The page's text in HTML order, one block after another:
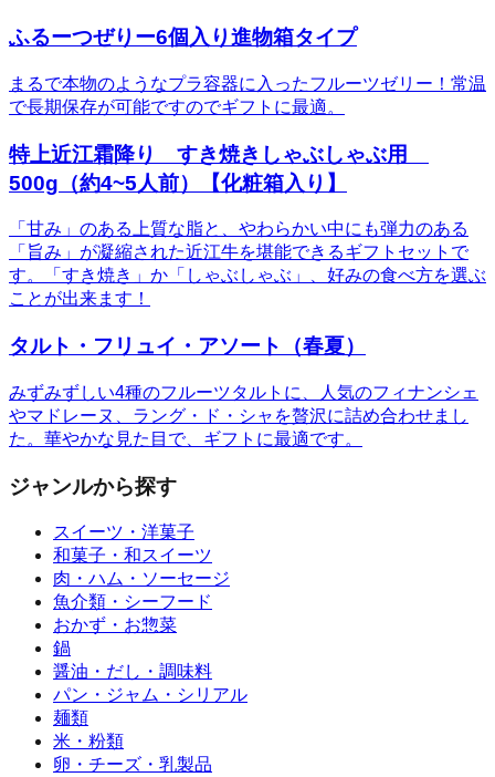
ふるーつぜりー6個入り進物箱タイプ
まるで本物のようなプラ容器に入ったフルーツゼリー！常温
で長期保存が可能ですのでギフトに最適。
特上近江霜降り すき焼きしゃぶしゃぶ用
500g（約4~5人前）【化粧箱入り】
「甘み」のある上質な脂と、やわらかい中にも弾力のある
「旨み」が凝縮された近江牛を堪能できるギフトセットで
す。「すき焼き」か「しゃぶしゃぶ」、好みの食べ方を選ぶ
ことが出来ます！
タルト・フリュイ・アソート（春夏）
みずみずしい4種のフルーツタルトに、人気のフィナンシェ
やマドレーヌ、ラング・ド・シャを贅沢に詰め合わせまし
た。華やかな見た目で、ギフトに最適です。
ジャンルから探す
スイーツ・洋菓子
和菓子・和スイーツ
肉・ハム・ソーセージ
魚介類・シーフード
おかず・お惣菜
鍋
醤油・だし・調味料
パン・ジャム・シリアル
麺類
米・粉類
卵・チーズ・乳製品